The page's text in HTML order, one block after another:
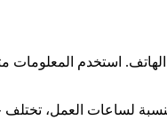
الهاتف. استخدم المعلومات
لساعات العمل،